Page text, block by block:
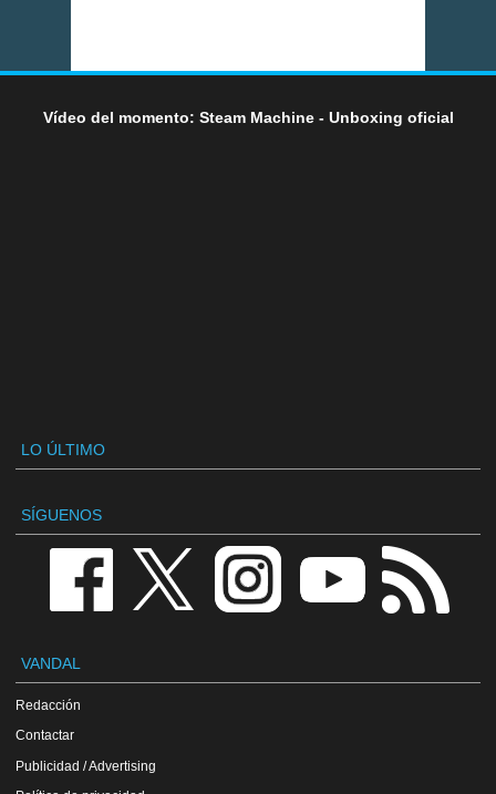
Vídeo del momento: Steam Machine - Unboxing oficial
LO ÚLTIMO
SÍGUENOS
VANDAL
Redacción
Contactar
Publicidad / Advertising